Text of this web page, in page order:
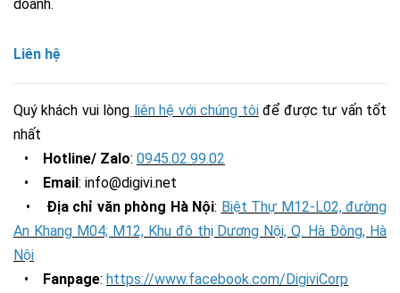
doanh.
Liên hệ
Quý khách vui lòng liên hệ với chúng tôi để được tư vấn tốt
nhất
• Hotline/ Zalo: 0945.02.99.02
• Email: info@digivi.net
• Địa chỉ văn phòng Hà Nội: Biệt Thự M12-L02, đường
An Khang M04; M12, Khu đô thị Dương Nội, Q. Hà Đông, Hà
Nội
• Fanpage: https://www.facebook.com/DigiviCorp